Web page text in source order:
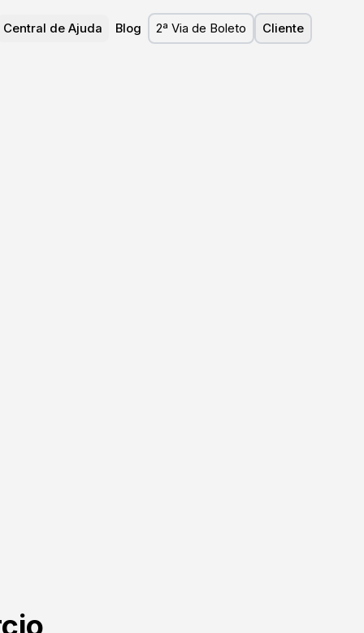
Central de Ajuda Blog 2ª Via de Boleto Cliente